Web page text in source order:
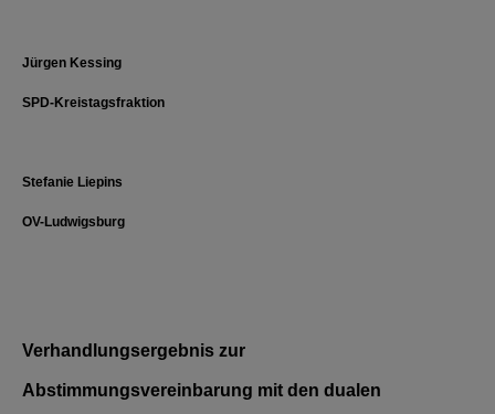
Jürgen Kessing
SPD-Kreistagsfraktion
Stefanie Liepins
OV-Ludwigsburg
Verhandlungsergebnis zur
Abstimmungsvereinbarung mit den dualen